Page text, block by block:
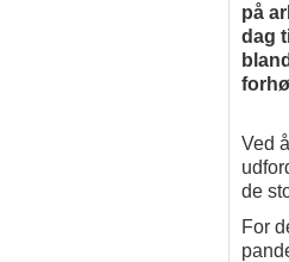
på
dag
Ved
de
For